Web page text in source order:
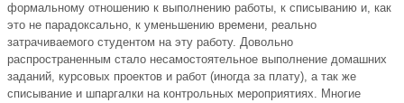
формальному отношению к выполнению работы, к списыванию и, как
это не парадоксально, к уменьшению времени, реально
затрачиваемого студентом на эту работу. Довольно
распространенным стало несамостоятельное выполнение домашних
заданий, курсовых проектов и работ (иногда за плату), а так же
списывание и шпаргалки на контрольных мероприятиях. Многие